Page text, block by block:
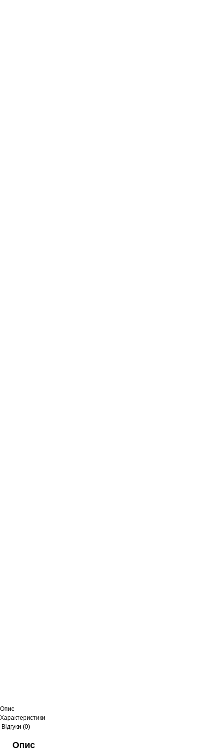
Опис
Характеристики
Відгуки (0)
Опис